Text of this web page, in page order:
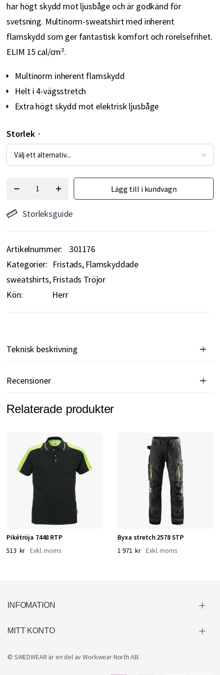
har högt skydd mot ljusbåge och är godkänd för
svetsning. Multinorm-sweatshirt med inherent
flamskydd som ger fantastisk komfort och rörelsefrihet.
ELIM 15 cal/cm².
Multinorm inherent flamskydd
Helt i 4-vägsstretch
Extra högt skydd mot elektrisk ljusbåge
Storlek
Lägg till i kundvagn
Storleksguide
Artikelnummer
301176
Kategorier: Fristads Flamskyddade
sweatshirts Fristads Tröjor
Kön:
Herr
Teknisk beskrivning
Recensioner
Relaterade produkter
Pikétröja 7448 RTP
513 kr
Byxa stretch 2578 STP
1 971 kr
INFOMATION
MITT KONTO
© SWEDWEAR är en del avWorkwear North AB.